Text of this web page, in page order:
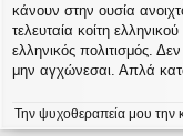
σ
ί
ε
υ
σ
κάνουν στην ουσία
τελευταία κοίτη
ελληνικός πολιτισμός.
μην αγχώνεσαι. Απλά
Την ψυχοθεραπεία μου την